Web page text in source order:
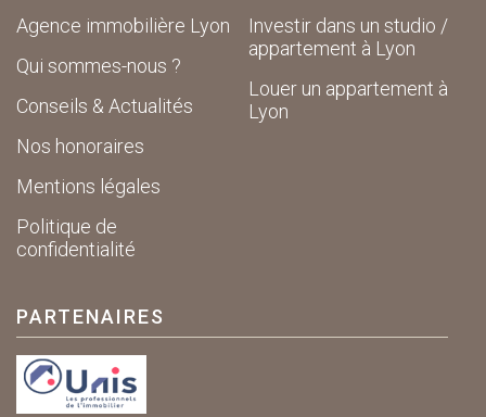
Agence immobilière Lyon
Qui sommes-nous ?
Conseils & Actualités
Nos honoraires
Mentions légales
Politique de
confidentialité
Investir dans un studio /
appartement à Lyon
Louer un appartement à
Lyon
PARTENAIRES